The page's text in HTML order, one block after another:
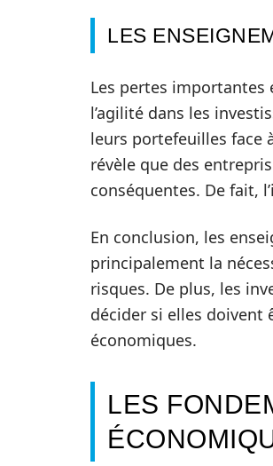
LES
Les pertes importantes
l’agilité dans les
leurs portefeuilles face
révèle que des
conséquentes. De fait,
En conclusion, les
principalement la
risques. De plus, les
décider si elles doivent
économiques.
LES